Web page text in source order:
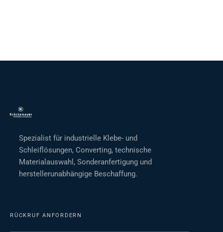
Spezialist für industrielle Klebe- und
Schleiflösungen, Converting, technische
Materialauswahl, Sonderanfertigung und
herstellerunabhängige Beschaffung.
RÜCKRUF ANFORDERN